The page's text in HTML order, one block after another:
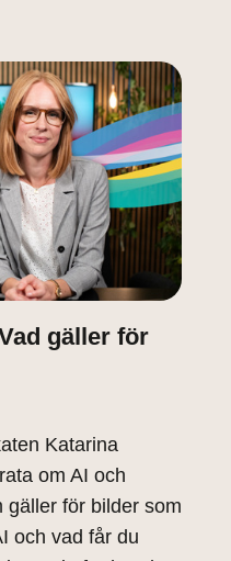
gäller för
Katarina
om AI och
gäller för bilder som
och vad får du